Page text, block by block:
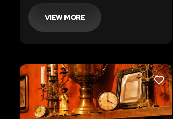
de ser transferido a maxima
seguirdad?
VIEW MORE
LIKE